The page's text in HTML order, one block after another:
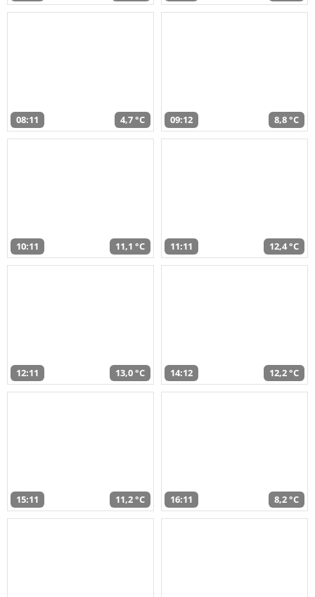
08:11 4,7 °C 09:12 8,8 °C
10:11 11,1 °C 11:11 12,4 °C
12:11 13,0 °C 14:12 12,2 °C
15:11 11,2 °C 16:11 8,2 °C